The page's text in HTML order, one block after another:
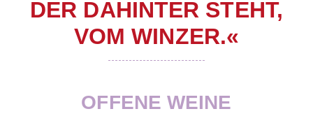
DER DAHINTER STEHT,
VOM WINZER.«
OFFENE WEINE